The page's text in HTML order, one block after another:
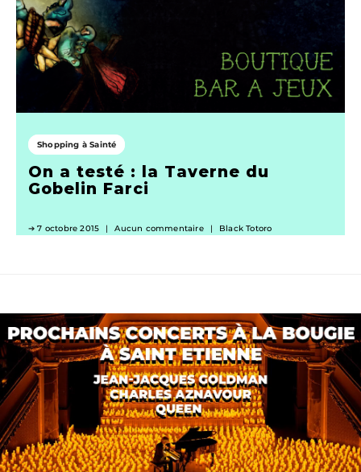
Shopping à Sainté
On a testé : la Taverne du
Gobelin Farci
7 octobre 2015 Aucun commentaire Black Totoro